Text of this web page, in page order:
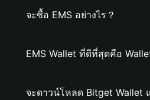
จะซื้อ EMS อย่างไร？
EMS Wallet ที่ดีที่สุดคือ
จะดาวน์โหลด Bitget Wallet